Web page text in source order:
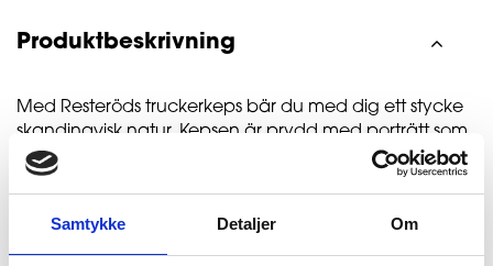
Samtykke Detaljer Om
Produktbeskrivning
Med Resteröds truckerkeps bär du med dig ett stycke
skandinavisk natur. Kepsen är prydd med porträtt som
fångar de vilda och orörda landskap som format vår
region – en hyllning till naturarvet snarare än en vanlig
för det skandinaviska friluftsliv.